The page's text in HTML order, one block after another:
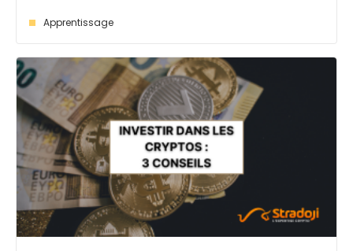
Apprentissage